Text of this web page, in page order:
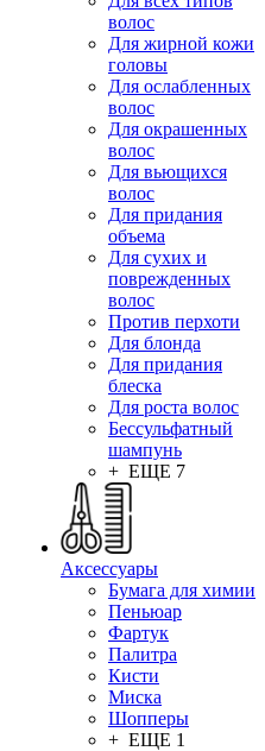
волос
Для жирной кожи
головы
Для ослабленных
волос
Для окрашенных
волос
Для вьющихся
волос
Для придания
объема
Для сухих и
поврежденных
волос
Против перхоти
Для блонда
Для придания
блеска
Для роста волос
Бессульфатный
шампунь
+ ЕЩЕ 7
Аксессуары
Бумага для химии
Пеньюар
Фартук
Палитра
Кисти
Миска
Шопперы
+ ЕЩЕ 1